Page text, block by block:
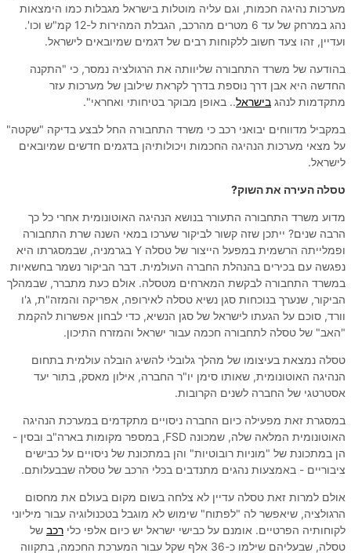
מערכות נהיגה חכמות, וגם עליה מוטלות בישראל מגבלות כמו הימצאות
נהג במרחק של עד 6 מטרים מהרכב, הגבלת המהירות ל-12 קמ"ש וכו'.
ועדיין, זהו צעד חשוב ללקוחות רבים של דגמים שמיובאים לישראל.
בהודעה של משרד התחבורה שליוותה את הרגולציה נמסר, כי "התקנה
החדשה היא אבן דרך נוספת בדרך לקראת שילובן של מערכות עזר
מתקדמות לנהג בישראל.. באופן מבוקר בטיחותי ואחראי".
במקביל מדווחים יבואני רכב כי משרד התחבורה החל לבצע בדיקה "שקטה"
על מצאי מערכות הנהיגה החכמות ויכולותיהן בדגמים חדשים שמיובאים
לישראל.
טסלה העירה את השוק?
מדוע משרד התחבורה התעורר בנושא הנהיגה האוטונומית אחרי כל כך
הרבה שנים? ייתכן שזה קשור לביקור שערכו במאי השנה שרת התחבורה
ופמלייתה הרשמית במפעל הייצור של טסלה Y בגרמניה, שבמסגרתו היא
נפגשה עם בכירים בהנהלת החברה העולמית. דבר הביקור נשמר בחשאיות
במשרד התחבורה לבקשת המארחים מטסלה. אולם כעת מתברר, שבמהלך
הביקור, שנערך בנוכחות סגן נשיא טסלה לאירופה, אפריקה והמזה"ת, ג'ו
וורד, סוכם על הגעתו לישראל של סגן הנשיא, כדי לבחון אפשרות להקמת
"האב" של טסלה לתחבורה חכמה עבור ישראל והמזרח התיכון.
טסלה נמצאת בעיצומו של מהלך גלובלי להשיג הובלה עולמית בתחום
הנהיגה האוטונומית, שאותו סימן יו"ר החברה, אילון מאסק, בתור יעד
אסטרטגי של החברה לשנים הקרובות.
במסגרת זאת מפעילה כיום החברה ניסויים מתקדמים במערכת הנהיגה
האוטונומית המלאה שלה, שמכונה FSD, במספר מקומות בארה"ב ובסין -
הן במתכונת של "מוניות רובוטיות" והן במתכונת של ניסויים על כבישים
ציבוריים - באמצעות נהגים מתנדבים בכלי הרכב של טסלה שבבעלותם.
אולם למרות זאת טסלה עדיין לא צלחה בשום מקום בעולם את מחסום
הרגולציה, שיאפשר לה "לפתוח" שימוש לא מוגבל בטכנולוגיה עבור מיליוני
לקוחותיה הפרטיים. אומנם על כבישי ישראל יש כיום אלפי כלי רכב של
טסלה, שבעליהם שילמו כ-36 אלף שקל עבור המערכת החכמה, בתקווה